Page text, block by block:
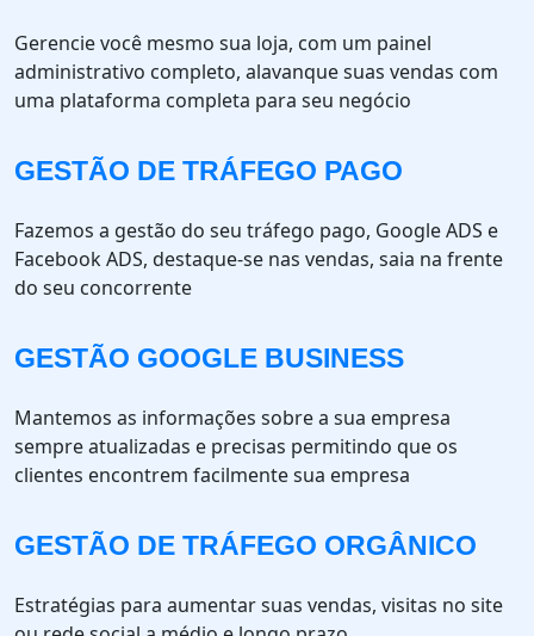
Gerencie você mesmo sua loja, com um painel
administrativo completo, alavanque suas vendas com
uma plataforma completa para seu negócio
GESTÃO DE TRÁFEGO PAGO
Fazemos a gestão do seu tráfego pago, Google ADS e
Facebook ADS, destaque-se nas vendas, saia na frente
do seu concorrente
GESTÃO GOOGLE BUSINESS
Mantemos as informações sobre a sua empresa
sempre atualizadas e precisas permitindo que os
clientes encontrem facilmente sua empresa
GESTÃO DE TRÁFEGO ORGÂNICO
Estratégias para aumentar suas vendas, visitas no site